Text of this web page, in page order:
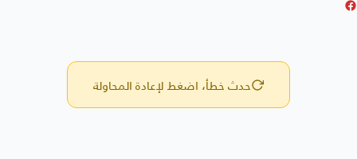
حدث خطأ، اضغط لإعادة المحاولة